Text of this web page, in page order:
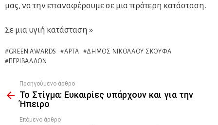
μας, να την επαναφέρουμε σε μια πρότερη κατάσταση.
Σε μια υγιή κατάσταση »
GREEN AWARDS ΆΡΤΑ
ΔΉΜΟΣ ΝΙΚΟΛΆΟΥ ΣΚΟΥΦΆ
ΠΕΡΙΒΆΛΛΟΝ
more
Προηγούμενο άρθρο
Το Στίγμα: Ευκαιρίες υπάρχουν και για την
Ήπειρο
Επόμενο άρθρο